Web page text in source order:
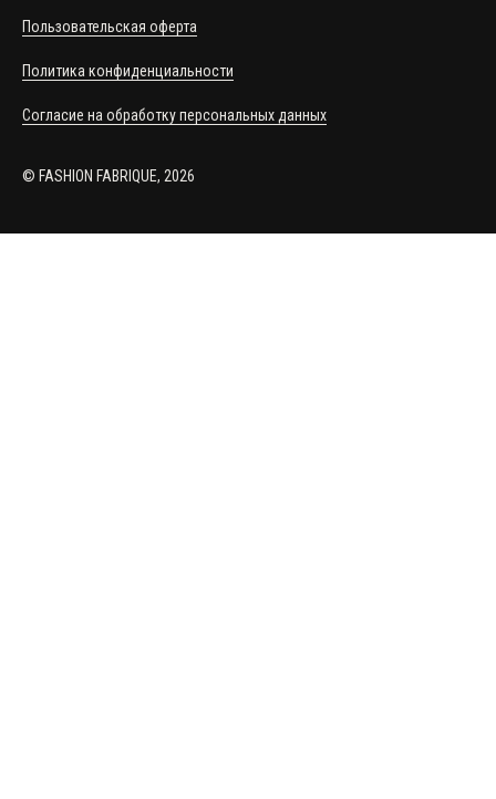
© FASHION FABRIQUE, 2026
Пользовательская оферта
Политика конфиденциальности
Согласие на обработку персональных данных